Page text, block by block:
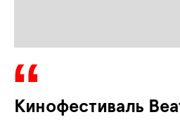
Кинофестиваль